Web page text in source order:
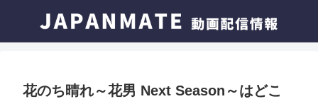
花のち晴れ～花男 Next Season～はどこ